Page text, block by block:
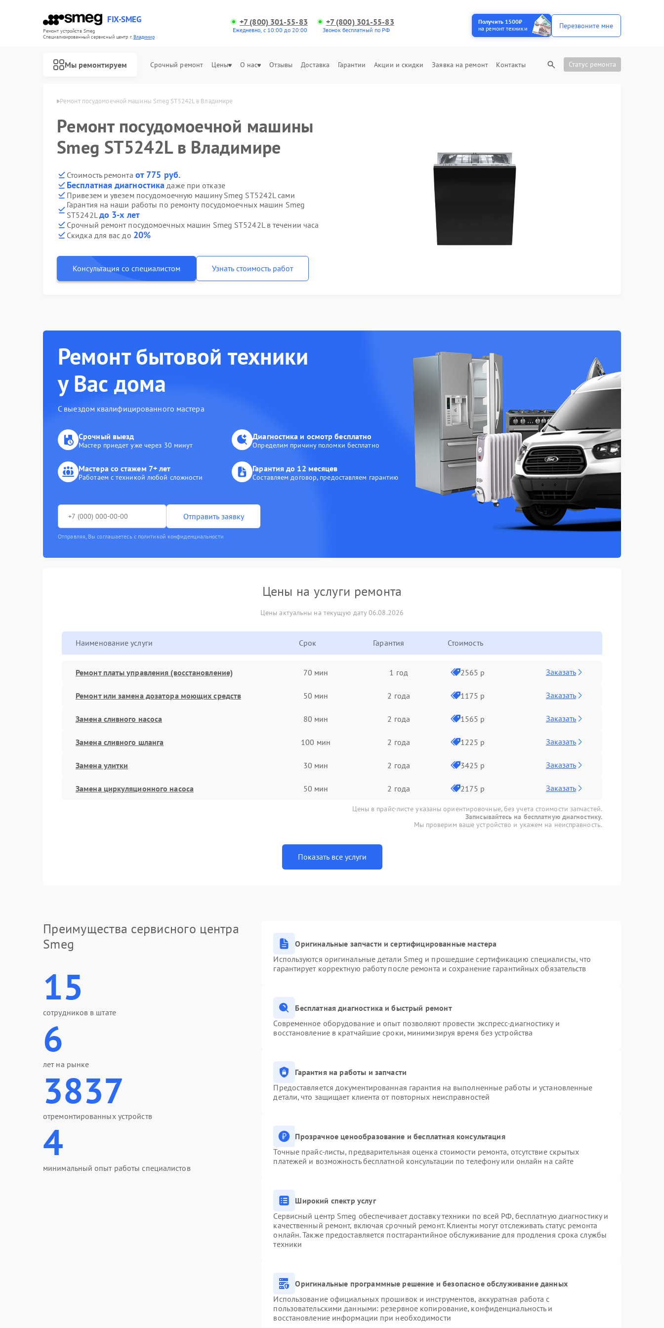
FIX-SMEG
Ремонт устройств Smeg
Специализированный cервисный центр г.Владимир
+7 (800) 301-55-83
Ежедневно, с 10:00 до 20:00
+7 (800) 301-55-83
Звонок бесплатный по РФ
Получить 1500₽
на ремонт техники
Перезвоните мне
Мы ремонтируем Срочный ремонт Цены О нас Отзывы Доставка Гарантии Акции и скидки Заявка на ремонт Контакты Статус ремонта
в Владимире Ремонт посудомоечной машины Smeg ST5242L в Владимире
Ремонт посудомоечной машины
Smeg ST5242L в Владимире
Стоимость ремонта от 775 руб.
Бесплатная диагностика даже при отказе
Привезем и увезем посудомоечную машину Smeg ST5242L сами
Гарантия на наши работы по ремонту посудомоечных машин Smeg
ST5242Lдо 3-х лет
Срочный ремонт посудомоечных машин Smeg ST5242L в течении часа
Скидка для вас до 20%
Консультация со специалистом Узнать стоимость работ
Ремонт бытовой техники
у Вас дома
С выездом квалифицированного мастера
Срочный выезд
Мастер приедет уже через 30 минут
Диагностика и осмотр бесплатно
Определим причину поломки бесплатно
Мастера со стажем 7+ лет
Работаем с техникой любой сложности
Гарантия до 12 месяцев
Составляем договор, предоставляем гарантию
Отправить заявку
Отправляя, Вы соглашаетесь с политикой конфиденциальности
Цены на услуги ремонта
Цены актуальны на текущую дату 06.08.2026
Наименование услуги Срок Гарантия Стоимость
Ремонт платы управления (восстановление) 70 мин 1 год 2565 р Заказать
Ремонт или замена дозатора моющих средств 50 мин 2 года 1175 р Заказать
Замена сливного насоса 80 мин 2 года 1565 р Заказать
Замена сливного шланга 100 мин 2 года 1225 р Заказать
Замена улитки 30 мин 2 года 3425 р Заказать
Замена циркуляционного насоса 50 мин 2 года 2175 р Заказать
Цены в прайс-листе указаны ориентировочные, без учета стоимости запчастей.
Записывайтесь на бесплатную диагностику.
Мы проверим ваше устройство и укажем на неисправность.
Показать все услуги
Преимущества сервисного центра
Smeg
15
сотрудников в штате
6
лет на рынке
3837
отремонтированных устройств
4
минимальный опыт работы специалистов
Оригинальные запчасти и сертифицированные мастера
Используются оригинальные детали Smeg и прошедшие сертификацию специалисты, что
гарантирует корректную работу после ремонта и сохранение гарантийных обязательств
Бесплатная диагностика и быстрый ремонт
Современное оборудование и опыт позволяют провести экспресс-диагностику и
восстановление в кратчайшие сроки, минимизируя время без устройства
Гарантия на работы и запчасти
Предоставляется документированная гарантия на выполненные работы и установленные
детали, что защищает клиента от повторных неисправностей
Прозрачное ценообразование и бесплатная консультация
Точные прайс-листы, предварительная оценка стоимости ремонта, отсутствие скрытых
платежей и возможность бесплатной консультации по телефону или онлайн на сайте
Широкий спектр услуг
Сервисный центр Smeg обеспечивает доставку техники по всей РФ, бесплатную диагностику и
качественный ремонт, включая срочный ремонт. Клиенты могут отслеживать статус ремонта
онлайн. Также предоставляется постгарантийное обслуживание для продления срока службы
техники
Оригинальные программные решение и безопасное обслуживание данных
Использование официальных прошивок и инструментов, аккуратная работа с
пользовательскими данными: резервное копирование, конфиденциальность и
восстановление информации при необходимости